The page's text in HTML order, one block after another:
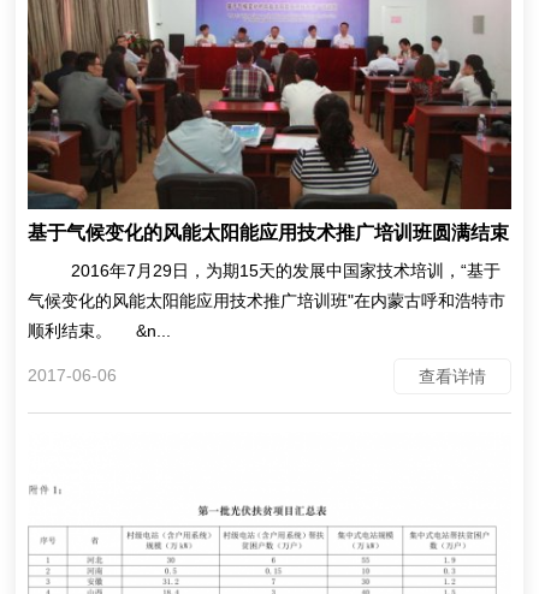
基于气候变化的风能太阳能应用技术推广培训班圆满结束
2016年7月29日，为期15天的发展中国家技术培训，“基于
气候变化的风能太阳能应用技术推广培训班"在内蒙古呼和浩特市
顺利结束。 &n...
2017-06-06 查看详情